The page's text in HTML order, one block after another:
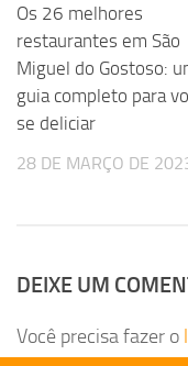
Os 26 melhores
restaurantes em São
Miguel do Gostoso:
guia completo para
se deliciar
28 DE MARÇO DE
DEIXE UM
Você precisa fazer o